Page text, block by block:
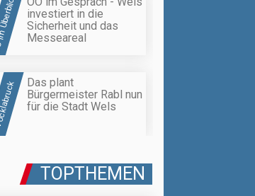
investiert in die
Sicherheit und das
Messeareal
Das plant
Bürgermeister Rabl nun
für die Stadt Wels
TOPTHEMEN